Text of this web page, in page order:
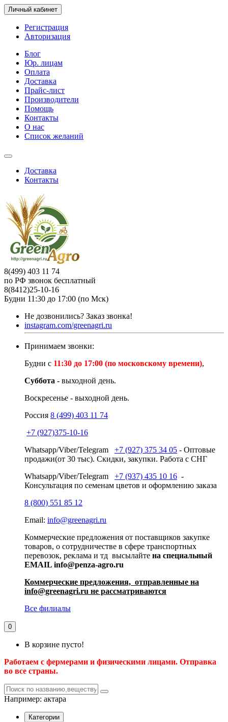
Личный кабинет
Регистрация
Авторизация
Блог
Юр. лицам
Оплата
Доставка
Прайс-лист
Производители
Помощь
Контакты
О нас
Список желаний
Доставка
Контакты
8(499) 403 11 74
по РФ звонок бесплатный
8(8412)25-10-16
Будни 11:30 до 17:00 (по Мск)
Не дозвонились? Заказ звонка!
instagram.com/greenagri.ru
Принимаем звонки:
Будни с 11:30 до 17:00 (по московскому времени),
Суббота - выходной день.
Воскресенье - выходной день.
Россия 8 (499) 403 11 74
+7 (927)375-10-16
Whatsapp/Viber/Telegram +7 (927) 375 34 05 - Оптовые
продажи(от 30 тыс). Скидки, закупки. Работа с СНГ
Whatsapp/Viber/Telegram +7 (937) 435 10 16 -
Консультация по семенам цветов и оформлению заказа
8 (800) 551 85 12
Email: info@greenagri.ru
Коммерческие предложения от поставщиков закупке
товаров, о сотрудничестве в сфере транспортных
перевозок, реклама и тд высылайте на специальный
EMAIL info@penza-agro.ru
Коммерческие предложения, отправленные на
info@greenagri.ru не рассматриваются
Все филиалы
0
В корзине пусто!
Работаем с фермерами и физическими лицами. Отправка
во все страны.
Например: актара
Категории